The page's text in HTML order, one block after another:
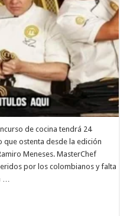
de cocina tendrá 24
que ostenta desde la edición
Meneses. MasterChef
por los colombianos y falta
…